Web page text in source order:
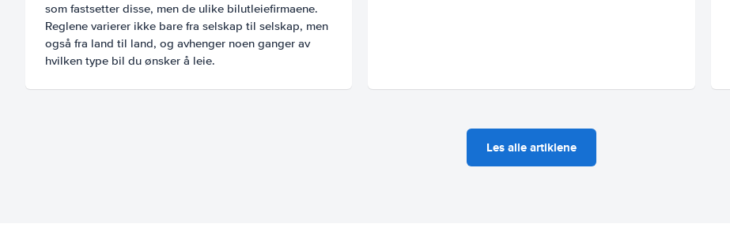
som fastsetter disse, men de ulike bilutleiefirmaene.
Reglene varierer ikke bare fra selskap til selskap, men
også fra land til land, og avhenger noen ganger av
hvilken type bil du ønsker å leie.
Les alle artiklene